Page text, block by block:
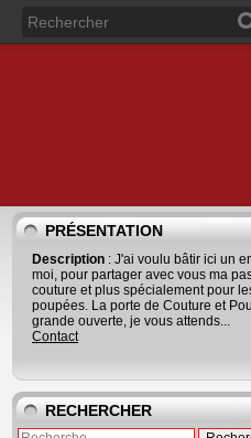
PRÉSENTATION
Description : J'ai voulu bâtir ici un
moi, pour partager avec vous ma
couture et plus spécialement pour
poupées. La porte de Couture et
grande ouverte, je vous attends...
Contact
RECHERCHER